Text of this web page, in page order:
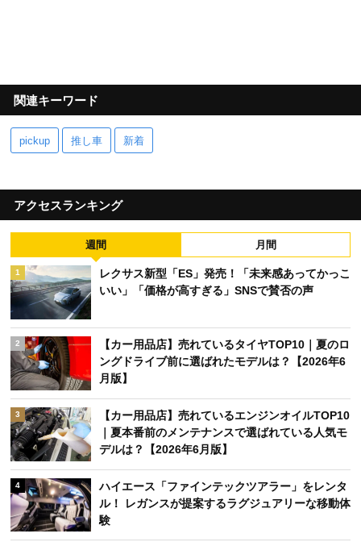
関連キーワード
pickup 推し車 新着
アクセスランキング
週間 月間
1
レクサス新型「ES」発売！「未来感あってかっこ
いい」「価格が高すぎる」SNSで賛否の声
2
【カー用品店】売れているタイヤTOP10｜夏のロ
ングドライブ前に選ばれたモデルは？【2026年6
月版】
3
【カー用品店】売れているエンジンオイルTOP10
｜夏本番前のメンテナンスで選ばれている人気モ
デルは？【2026年6月版】
4
ハイエース「ファインテックツアラー」をレンタ
ル！ レガンスが提案するラグジュアリーな移動体
験